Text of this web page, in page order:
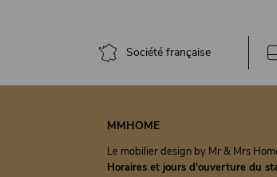
Société française
MMHOME
Le mobilier design by Mr & Mrs
Horaires et jours d'ouverture du